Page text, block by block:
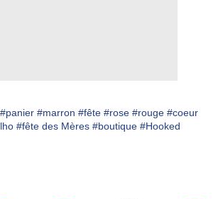
#panier #marron #fête #rose #rouge #coeur
#fête des Mères #boutique #Hooked